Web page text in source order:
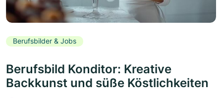
Berufsbilder & Jobs
Berufsbild Konditor: Kreative
Backkunst und süße Köstlichkeiten